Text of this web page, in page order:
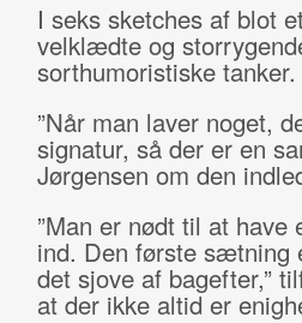
I seks sketches af blot
velklædte og
sorthumoristiske tanker.
”Når man laver noget,
signatur, så der er en
Jørgensen om den
”Man er nødt til at
ind. Den første sætning
det sjove af bagefter,”
at der ikke altid er